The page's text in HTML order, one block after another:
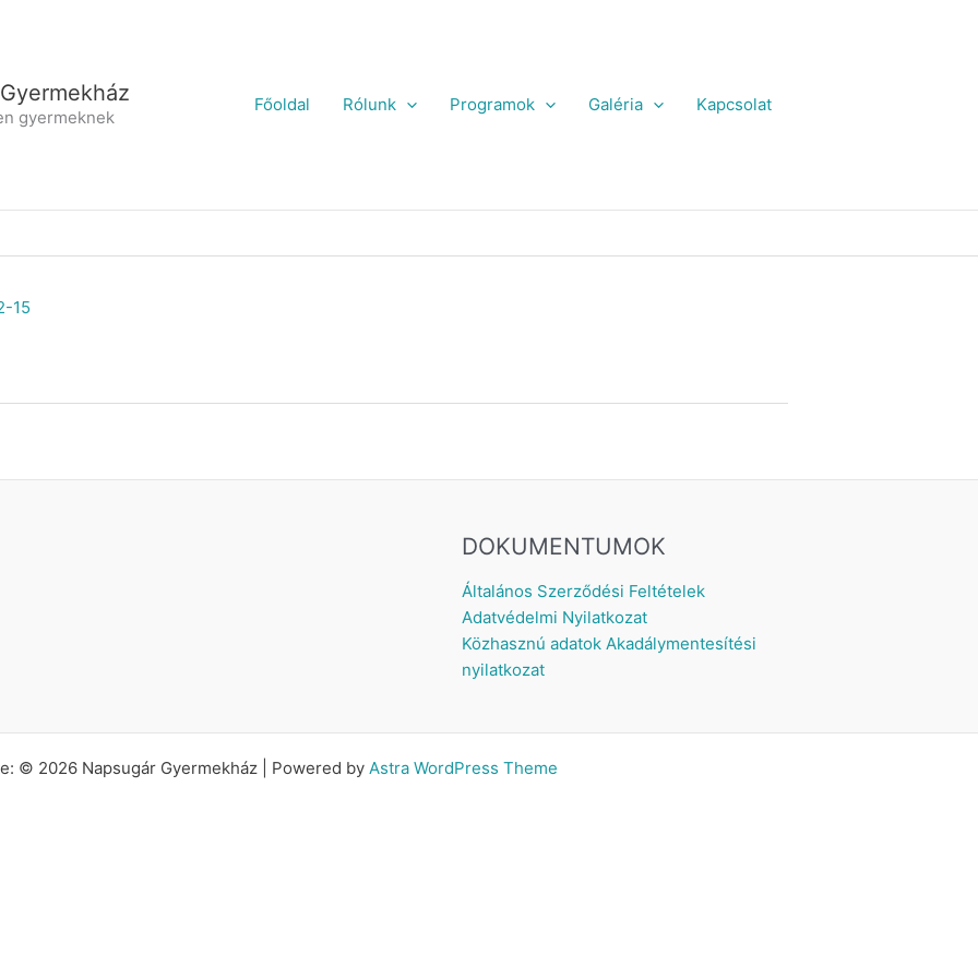
gyermeknek
Főoldal Rólunk Programok Galéria Kapcsolat
15
DOKUMENTUMOK
Általános Szerződési Feltételek
Adatvédelmi Nyilatkozat
Közhasznú adatok Akadálymentesítési
nyilatkozat
© 2026 Napsugár Gyermekház | Powered by Astra WordPress Theme